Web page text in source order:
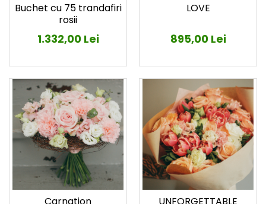
Buchet cu 75 trandafiri
rosii
1.332,00 Lei
LOVE
895,00 Lei